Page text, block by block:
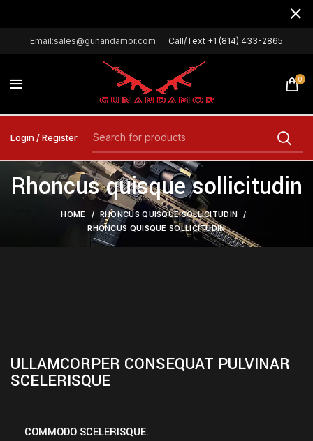
Email:sales@gunandamor.com Call/Text +1 (814) 433-2865
0
Login / Register
Rhoncus quisque sollicitudin
HOME
RHONCUS QUISQUE SOLLICITUDIN
RHONCUS QUISQUE SOLLICITUDIN
ULLAMCORPER CONSEQUAT PULVINAR
SCELERISQUE
COMMODO SCELERISQUE.